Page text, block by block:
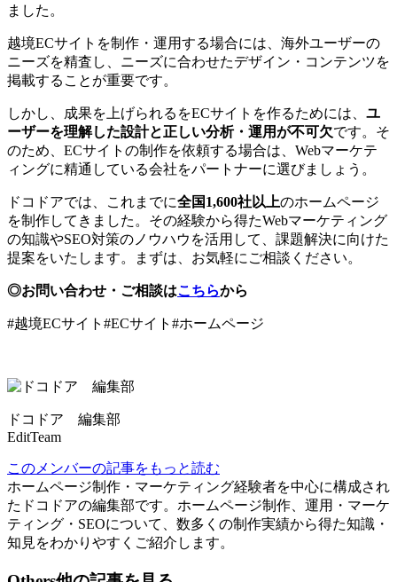
ました。
越境ECサイトを制作・運用する場合には、海外ユーザーの
ニーズを精査し、ニーズに合わせたデザイン・コンテンツを
掲載することが重要です。
しかし、成果を上げられるをECサイトを作るためには、 ユ
ーザーを理解した設計と正しい分析・運用が不可欠です。そ
のため、ECサイトの制作を依頼する場合は、Webマーケテ
ィングに精通している会社をパートナーに選びましょう。
ドコドアでは、これまでに全国1,600社以上のホームページ
を制作してきました。その経験から得たWebマーケティング
の知識やSEO対策のノウハウを活用して、課題解決に向けた
提案をいたします。まずは、お気軽にご相談ください。
◎お問い合わせ・ご相談はこちらから
#越境ECサイト#ECサイト#ホームページ
ドコドア 編集部
EditTeam
このメンバーの記事をもっと読む
ホームページ制作・マーケティング経験者を中心に構成され
たドコドアの編集部です。ホームページ制作、運用・マーケ
ティング・SEOについて、数多くの制作実績から得た知識・
知見をわかりやすくご紹介します。